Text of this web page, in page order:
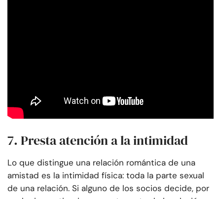
7. Presta atención a la intimidad
Lo que distingue una relación romántica de una
amistad es la intimidad física: toda la parte sexual
de una relación. Si alguno de los socios decide, por